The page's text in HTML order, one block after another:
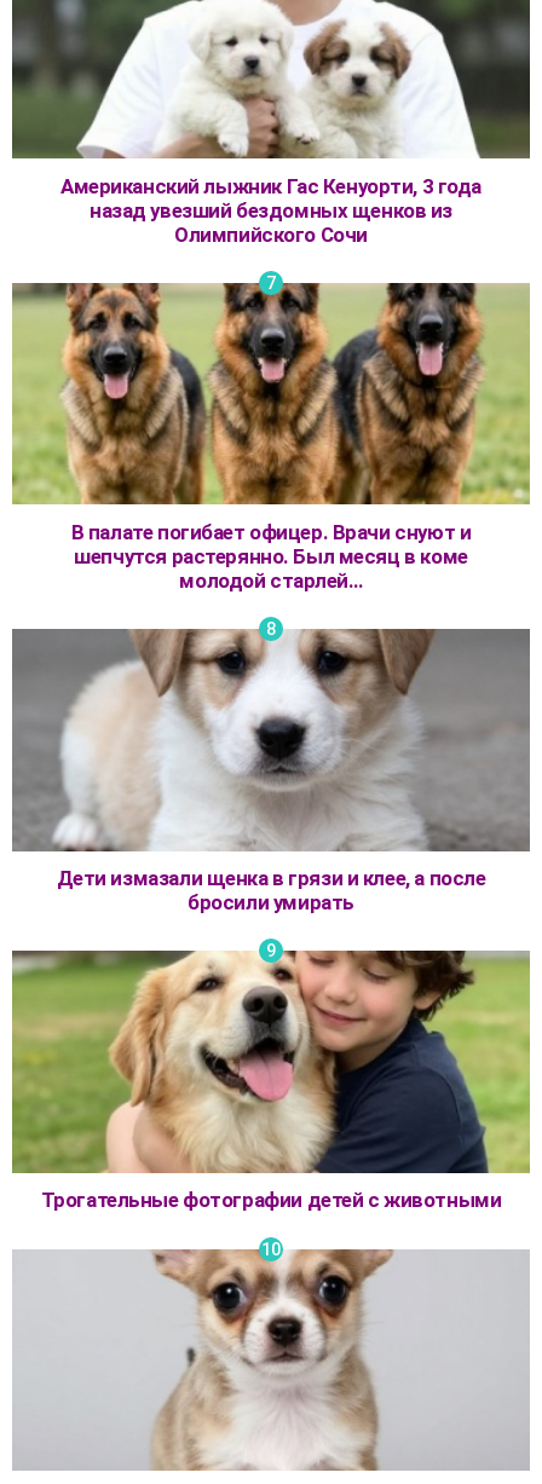
Американский лыжник Гас Кенуорти, 3 года
назад увезший бездомных щенков из
Олимпийского Сочи
В палате погибает офицер. Врачи снуют и
шепчутся растерянно. Был месяц в коме
молодой старлей…
Дети измазали щенка в грязи и клее, а после
бросили умирать
Трогательные фотографии детей с животными